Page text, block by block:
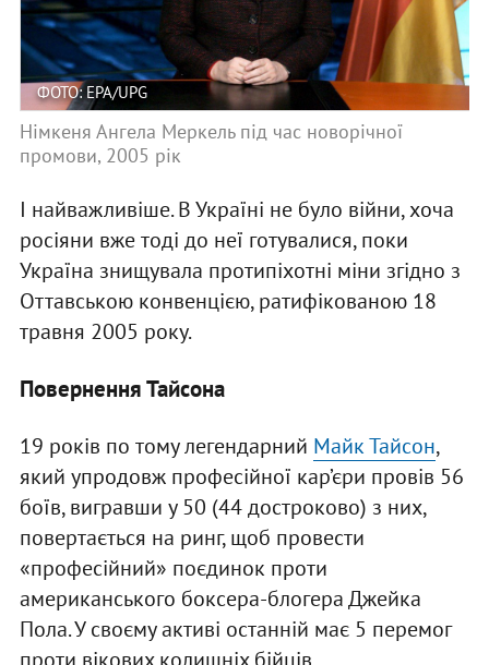
ФОТО: EPA/UPG
Німкеня Ангела Меркель під час новорічної
промови, 2005 рік
І найважливіше. В Україні не було війни, хоча
росіяни вже тоді до неї готувалися, поки
Україна знищувала протипіхотні міни згідно з
Оттавською конвенцією, ратифікованою 18
травня 2005 року.
Повернення Тайсона
19 років по тому легендарний Майк Тайсон,
який упродовж професійної кар’єри провів 56
боїв, вигравши у 50 (44 достроково) з них,
повертається на ринг, щоб провести
«професійний» поєдинок проти
американського боксера-блогера Джейка
Пола. У своєму активі останній має 5 перемог